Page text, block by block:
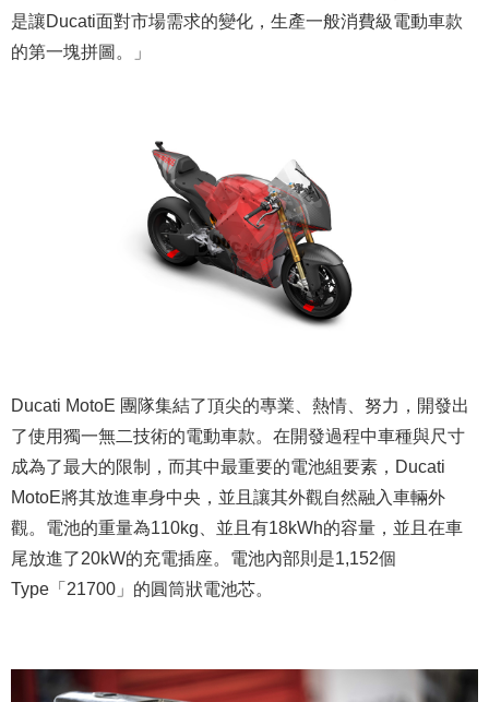
是讓Ducati面對市場需求的變化，生產一般消費級電動車款
的第一塊拼圖。」
Ducati MotoE 團隊集結了頂尖的專業、熱情、努力，開發出
了使用獨一無二技術的電動車款。在開發過程中車種與尺寸
成為了最大的限制，而其中最重要的電池組要素，Ducati
MotoE將其放進車身中央，並且讓其外觀自然融入車輛外
觀。電池的重量為110kg、並且有18kWh的容量，並且在車
尾放進了20kW的充電插座。電池內部則是1,152個
Type「21700」的圓筒狀電池芯。